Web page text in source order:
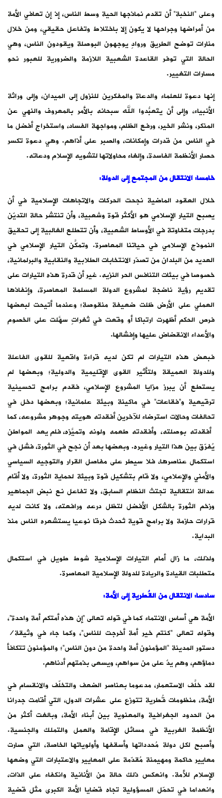
وعلى “النخبة” أن تقدم نماذجها الحية وسط الناس، إذ إن تعافي الأمة
من أمراضها وجراحها لا يكون إلا باختلاط وتفاعل حقيقي، ومن خلال
منارات توضح الطريق وروادٍ يوجهون البوصلة ويقودون الناس، وهي
الحالة التي توفر القاعدة الشعبية اللازمة والضرورية للعبور نحو
مسارات التغيير.
إنها دعوة للعلماء والدعاة والمفكرين للنزول إلى الميدان، وإلى وراثة
الأنبياء، وإلى أن يتَعبُّدوا الله سبحانه بالأمر بالمعروف والنهي عن
المنكر، ونشر الخير، ورفع الظلم، ومواجهة الفساد، واستخراج أفضل ما
في الناس من قدرات وإمكانات، والصبر على أذاهم. وهي دعوة تكسر
حصار الأنظمة الفاسدة، وإلغاء محاولاتها لتشويه الإسلام ودعاته.
خامسا: الانتقال من المجتمع إلى الدولة:
خلال العقود الماضية نجحت الحركات والاتجاهات الإسلامية في أن
يصبح التيار الإسلامي هو الأكثر قوة وشعبية، وأن تنتشر حالة التديّن
بدرجات متفاوتة في الأوساط الشعبية، وأن تتطلع الغالبية إلى تحقيق
النموذج الإسلامي في حياتنا المعاصرة. وتمكَّن التيار الإسلامي في
العديد من البلدان من تصدّر الانتخابات الطلابية والنقابية والبرلمانية،
خصوصا في بيئات التنافس الحر النزيه. غير أن قدرة هذه التيارات على
تقديم رؤية ناضجة لمشروع الدولة المسلمة المعاصرة، وإنفاذها
العملي على الأرض ظلت ضعيفة منقوصة؛ وعندما أتيحت لبعضها
فرص الحكم أظهرت ارتباكا أو وقعت في ثغراتٍ سهَّلت على الخصوم
والأعداء الانقضاض عليها وإفشالها.
فبعض هذه التيارات لم تكن لديه قراءة واقعية للقوى الفاعلة
وللدولة العميقة ولتأثير القوى الإقليمية والدولية؛ وبعضها لم
يستطع أن يبرز مزايا المشروع الإسلامي، فقدم برامج تحسينية
ترقيعية و”فقاعات” في ماكينة وبيئة علمانية؛ وبعضها دخل في
تحالفات وحالات استرضاء للآخرين أفقدته هويته وجوهر مشروعه، كما
أفقدته بوصلته، وأفقدته طعمه ولونه وتميّزه، فلم يَعد المواطن
يُفرّق بين هذا التيار وغيره. وبعضها بعد أن نجح في الثورة، فشل في
استكمال عناصرها، فلا سيطر على مفاصل القرار والتوجيه السياسي
والأمني والإعلامي، ولا قام بتشكيل قوة وبيئة لحماية الثورة، ولا أقام
عدالة انتقالية تجتث النظام السابق، ولا تفاعل نع نبض الجماهير
وزخم الثورة بالشكل الأفضل لتظل درعه ورافعته، ولا كانت لديه
قرارات حازمة ولا برامج قوية تُحدث فرقا نوعيا يستشعره الناس منذ
البداية.
ولذلك، ما زال أمام التيارات الإسلامية شوط طويل في استكمال
متطلبات القيادة والريادة للدولة الإسلامية المعاصرة.
سادسا: الانتقال من القُطرية إلى الأمة:
الأمة هي أساس الانتماء كما في قوله تعالى “إن هذه أمتكم أمة واحدة”،
وقوله تعالى “كنتم خير أمة أخرجت للناس”، وكما جاء في وثيقة/
دستور المدينة “المؤمنون أمة واحدة من دون الناس”؛ والمؤمنون تتكافأ
دماؤهم، وهم يدٌ على من سواهم، ويسعى بذمتهم أدناهم.
لقد خلَّف الاستعمار، مدعوما بعناصر الضعف والتخلّف والانقسام في
الأمة، منظومات قُطرية تتوزع على عشرات الدول، التي أقامت جدرانا
من الحدود الجغرافية والمعنوية بين أبناء الأمة، وبالغت أكثر من
الأنظمة الغربية في مسائل الإقامة والعمل والتملك والجنسية.
وأصبح لكل دولة مُحدداتها وأسقفها وأولوياتها الخاصة، التي صارت
معايير حاكمة ومهيمنة مُقدّمة على المعايير والاعتبارات التي وضعها
الإسلام للأمة. وانعكس ذلك حالة من الأنانية وانكفاء على الذات،
وانعداما في تحمّل المسؤولية تجاه قضايا الأمة الكبرى مثل قضية